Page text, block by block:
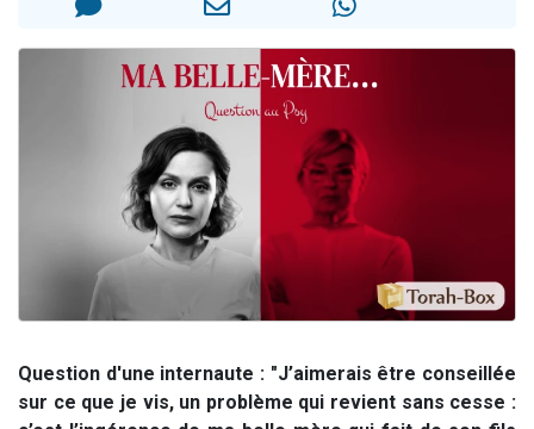
Dovan vient de donner son Maasser
Malgorzata vient de donner son Maasser
Question d'une internaute : "J’aimerais être conseillée
sur ce que je vis, un problème qui revient sans cesse :